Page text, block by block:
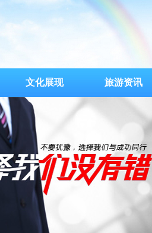
文化展现 旅游资讯